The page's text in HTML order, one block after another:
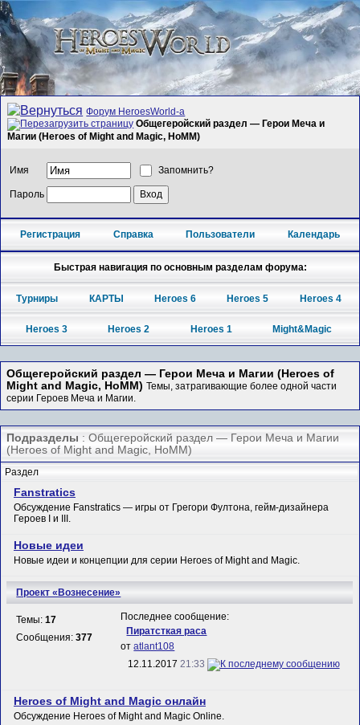
Форум HeroesWorld-а
Общегеройский раздел — Герои Меча и
Магии (Heroes of Might and Magic, HoMM)
Имя Запомнить?
Пароль
Регистрация Справка Пользователи Календарь
Быстрая навигация по основным разделам форума:
Турниры КАРТЫ Heroes 6 Heroes 5 Heroes 4
Heroes 3 Heroes 2 Heroes 1 Might&Magic
Общегеройский раздел — Герои Меча и Магии (Heroes of
Might and Magic, HoMM) Темы, затрагивающие более одной части
серии Героев Меча и Магии.
Подразделы : Общегеройский раздел — Герои Меча и Магии
(Heroes of Might and Magic, HoMM)
Раздел
Fanstratics
Обсуждение Fanstratics — игры от Грегори Фултона, гейм-дизайнера
Героев I и III.
Новые идеи
Новые идеи и концепции для серии Heroes of Might and Magic.
Проект «Вознесение»
Темы:17
Сообщения:377
Последнее сообщение:
Пиратсткая раса
отatlant108
12.11.2017 21:33
Heroes of Might and Magic онлайн
Обсуждение Heroes of Might and Magic Online.